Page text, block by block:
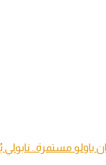
باولو مستمرة..